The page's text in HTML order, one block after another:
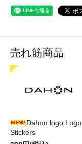
売れ筋商品
Dahon logo Logo
Stickers